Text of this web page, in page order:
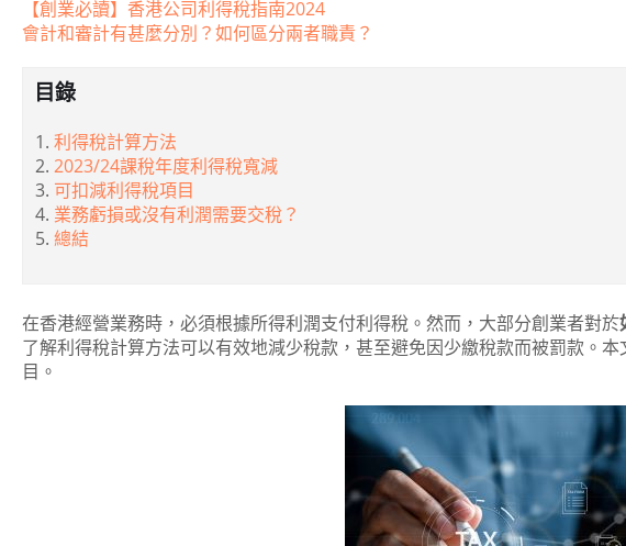
【創業必讀】香港公司利得稅指南2024
會計和審計有甚麼分別？如何區分兩者職責？
目錄
利得稅計算方法
2023/24課稅年度利得稅寬減
可扣減利得稅項目
業務虧損或沒有利潤需要交稅？
總結
在香港經營業務時，必須根據所得利潤支付利得稅。然而，大部分創業者對於
了解利得稅計算方法可以有效地減少稅款，甚至避免因少繳稅款而被罰款。
目。